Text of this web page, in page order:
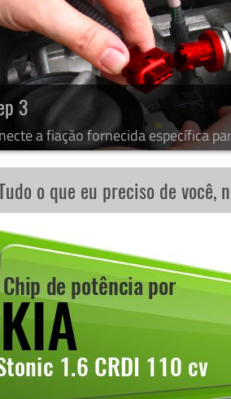
3
a fiação fornecida específica
o que eu preciso de você,